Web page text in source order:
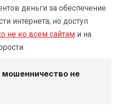
деньги за обеспечение
интернета, но доступ
не ко всем сайтам и на
мошенничество не